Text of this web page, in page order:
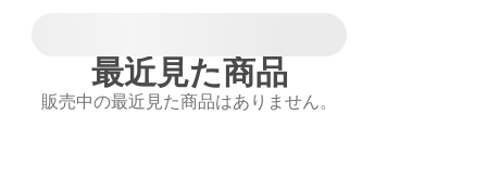
最近見た商品
販売中の最近見た商品はありません。